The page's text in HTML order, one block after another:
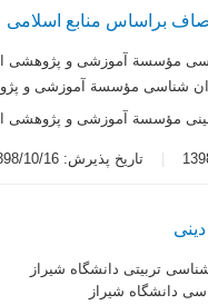
براساس منابع اسلامی
مؤسسة آموزشی و پژوهشی
شناسی مؤسسة آموزشی و
مؤسسة آموزشی و پژوهشی
تاریخ پذیرش: 1398/10/16
تربیتی دانشگاه شیراز
دانشگاه شیراز